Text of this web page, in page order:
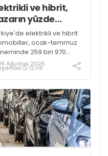
ve hibrit,
yüzde
oluşturdu
elektrikli ve hibrit
ocak-temmuz
259 bin 970
toplam pazarın
51,7'sini oluşturdu
Ağustos 2026
12:06